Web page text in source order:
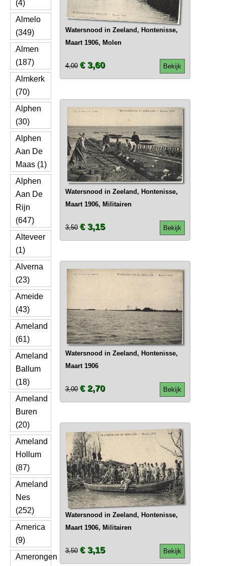
(4)
Almelo
(349)
Almen
(187)
Almkerk
(70)
Alphen
(30)
Alphen
Aan De
Maas (1)
Alphen
Aan De
Rijn
(647)
Alteveer
(1)
Alverna
(23)
Ameide
(43)
Ameland
(61)
Ameland
Ballum
(18)
Ameland
Buren
(20)
Ameland
Hollum
(87)
Ameland
Nes
(252)
America
(9)
Amerongen
Watersnood in Zeeland, Hontenisse,
Maart 1906, Molen
Bekijk
4,00 € 3,60
Watersnood in Zeeland, Hontenisse,
Maart 1906, Militairen
Bekijk
3,50 € 3,15
Watersnood in Zeeland, Hontenisse,
Maart 1906
Bekijk
3,00 € 2,70
Watersnood in Zeeland, Hontenisse,
Maart 1906, Militairen
Bekijk
3,50 € 3,15